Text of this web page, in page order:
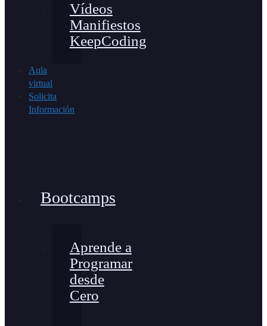
Vídeos
Manifiestos
KeepCoding
Aula
virtual
Solicita
Información
Bootcamps
Aprende a
Programar
desde
Cero